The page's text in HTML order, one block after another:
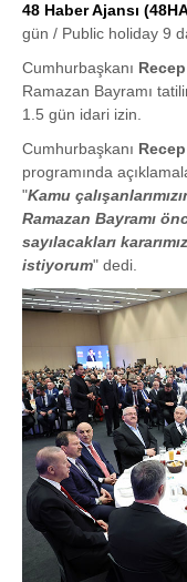
48 Haber Ajansı
gün / Public holiday 9
Cumhurbaşkanı
Ramazan Bayramı
1.5 gün idari izin.
Cumhurbaşkanı
programında
"Kamu
Ramazan Bayramı
sayılacakları
istiyorum" dedi.